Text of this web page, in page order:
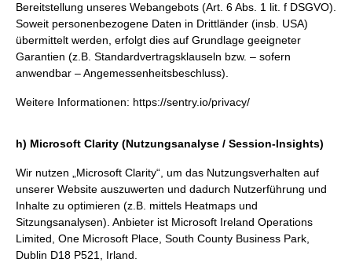
Bereitstellung unseres Webangebots (Art. 6 Abs. 1 lit. f DSGVO).
Soweit personenbezogene Daten in Drittländer (insb. USA)
übermittelt werden, erfolgt dies auf Grundlage geeigneter
Garantien (z.B. Standardvertragsklauseln bzw. – sofern
anwendbar – Angemessenheitsbeschluss).
Weitere Informationen: https://sentry.io/privacy/
h) Microsoft Clarity (Nutzungsanalyse / Session-Insights)
Wir nutzen „Microsoft Clarity“, um das Nutzungsverhalten auf
unserer Website auszuwerten und dadurch Nutzerführung und
Inhalte zu optimieren (z.B. mittels Heatmaps und
Sitzungsanalysen). Anbieter ist Microsoft Ireland Operations
Limited, One Microsoft Place, South County Business Park,
Dublin D18 P521, Irland.